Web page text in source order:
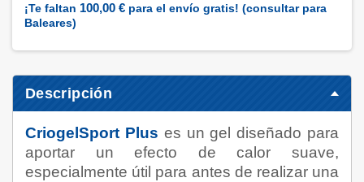
¡Te faltan 100,00 € para el envío gratis! (consultar para
Baleares)
Descripción
CriogelSport Plus es un gel diseñado para
aportar un efecto de calor suave,
especialmente útil para antes de realizar una